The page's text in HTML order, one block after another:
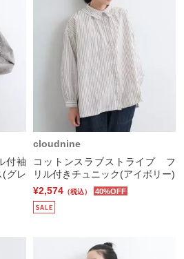
付袖
(グレ
cloudnine
コットンスラブストライプ フ
リル付きチュニック(アイボリー)
¥2,574 （税込） 40%OFF